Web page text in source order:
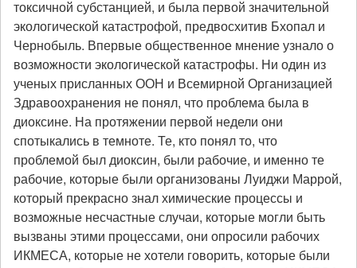
токсичной субстанцией, и была первой значительной
экологической катастрофой, предвосхитив Бхопал и
Чернобыль. Впервые общественное мнение узнало о
возможности экологической катастрофы. Ни один из
ученых присланных ООН и Всемирной Организацией
Здравоохранения не понял, что проблема была в
диоксине. На протяжении первой недели они
спотыкались в темноте. Те, кто понял то, что
проблемой был диоксин, были рабочие, и именно те
рабочие, которые были организованы Луиджи Маррой,
который прекрасно знал химические процессы и
возможные несчастные случаи, которые могли быть
вызваны этими процессами, они опросили рабочих
ИКМЕСА, которые не хотели говорить, которые были